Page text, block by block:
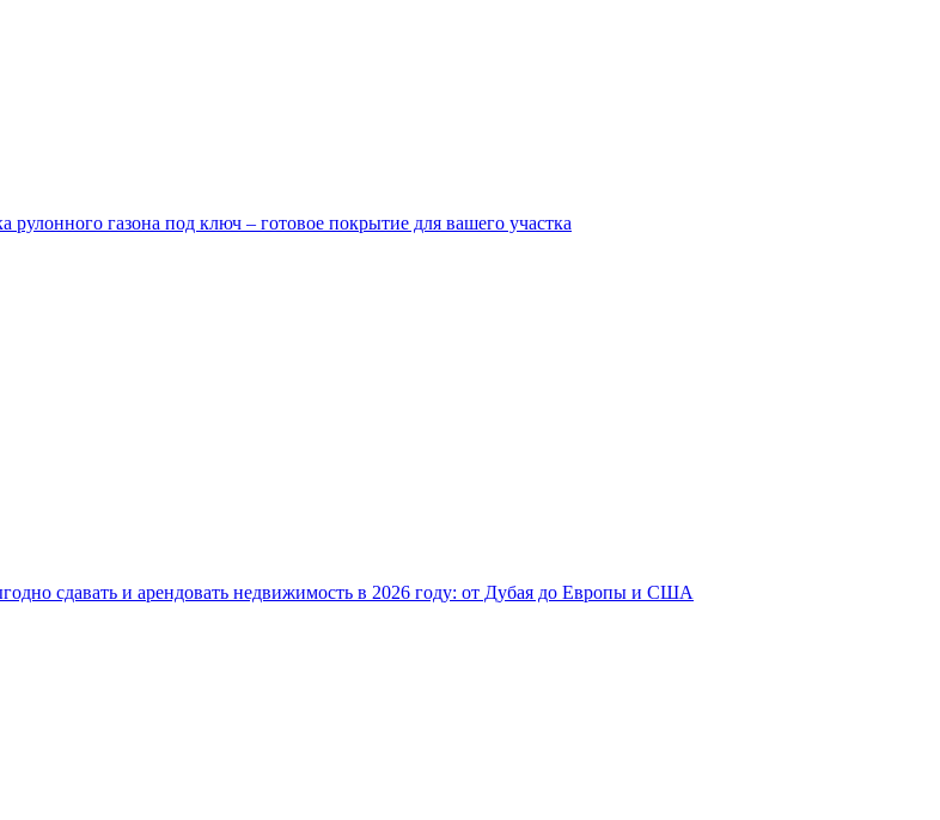
рулонного газона под ключ – готовое покрытие для вашего участка
сдавать и арендовать недвижимость в 2026 году: от Дубая до Европы и США